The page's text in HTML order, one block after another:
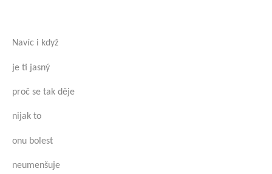
Navíc i když
je ti jasný
proč se tak děje
nijak to
onu bolest
neumenšuje